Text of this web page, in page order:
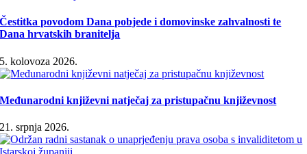
Čestitka povodom Dana pobjede i domovinske zahvalnosti te
Dana hrvatskih branitelja
5. kolovoza 2026.
Međunarodni književni natječaj za pristupačnu književnost
21. srpnja 2026.